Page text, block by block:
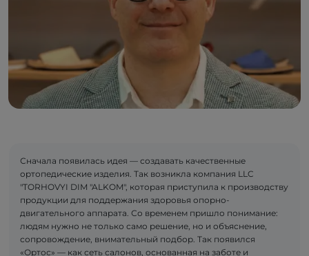
Сначала появилась идея — создавать качественные
ортопедические изделия. Так возникла компания LLC
"TORHOVYI DIM "ALKOM", которая приступила к производству
продукции для поддержания здоровья опорно-
двигательного аппарата. Со временем пришло понимание:
людям нужно не только само решение, но и объяснение,
сопровождение, внимательный подбор. Так появился
«Ортос» — как сеть салонов, основанная на заботе и